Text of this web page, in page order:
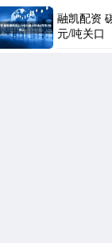
融凯配资
元/吨关口